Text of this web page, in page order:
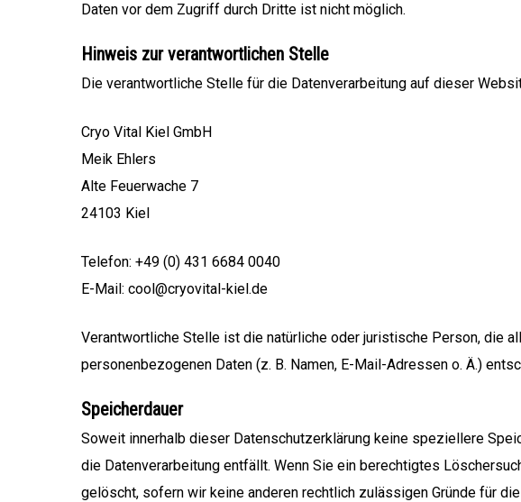
Daten vor dem Zugriff durch Dritte ist nicht möglich.
Hinweis zur verantwortlichen Stelle
Die verantwortliche Stelle für die Datenverarbeitung auf dieser
Cryo Vital Kiel GmbH
Meik Ehlers
Alte Feuerwache 7
24103 Kiel
Telefon: +49 (0) 431 6684 0040
E-Mail: cool@cryovital-kiel.de
Verantwortliche Stelle ist die natürliche oder juristische Person, die
personenbezogenen Daten (z. B. Namen, E-Mail-Adressen o. Ä.)
Speicherdauer
Soweit innerhalb dieser Datenschutzerklärung keine speziellere
die Datenverarbeitung entfällt. Wenn Sie ein berechtigtes
gelöscht, sofern wir keine anderen rechtlich zulässigen Gründe für